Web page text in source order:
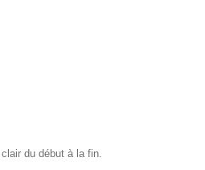
du début à la fin.